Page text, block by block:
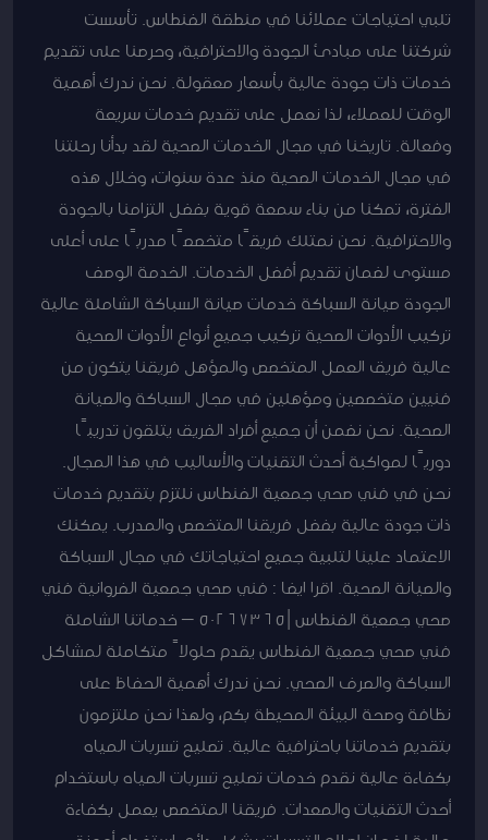
تلبي احتياجات عملائنا في منطقة الفنطاس. تأسست
شركتنا على مبادئ الجودة والاحترافية، وحرصنا على تقديم
خدمات ذات جودة عالية بأسعار معقولة. نحن ندرك أهمية
الوقت للعملاء، لذا نعمل على تقديم خدمات سريعة
وفعالة. تاريخنا في مجال الخدمات الصحية لقد بدأنا رحلتنا
في مجال الخدمات الصحية منذ عدة سنوات، وخلال هذه
الفترة، تمكنا من بناء سمعة قوية بفضل التزامنا بالجودة
والاحترافية. نحن نمتلك فريقًا متخصصًا مدربًا على أعلى
مستوى لضمان تقديم أفضل الخدمات. الخدمة الوصف
الجودة صيانة السباكة خدمات صيانة السباكة الشاملة عالية
تركيب الأدوات الصحية تركيب جميع أنواع الأدوات الصحية
عالية فريق العمل المتخصص والمؤهل فريقنا يتكون من
فنيين متخصصين ومؤهلين في مجال السباكة والصيانة
الصحية. نحن نضمن أن جميع أفراد الفريق يتلقون تدريبًا
دوريًا لمواكبة أحدث التقنيات والأساليب في هذا المجال.
نحن في فني صحي جمعية الفنطاس نلتزم بتقديم خدمات
ذات جودة عالية بفضل فريقنا المتخصص والمدرب. يمكنك
الاعتماد علينا لتلبية جميع احتياجاتك في مجال السباكة
والصيانة الصحية. اقرا ايضا : فني صحي جمعية الفروانية فني
صحي جمعية الفنطاس |50267365 – خدماتنا الشاملة
فني صحي جمعية الفنطاس يقدم حلولاً متكاملة لمشاكل
السباكة والصرف الصحي. نحن ندرك أهمية الحفاظ على
نظافة وصحة البيئة المحيطة بكم، ولهذا نحن ملتزمون
بتقديم خدماتنا باحترافية عالية. تصليح تسربات المياه
بكفاءة عالية نقدم خدمات تصليح تسربات المياه باستخدام
أحدث التقنيات والمعدات. فريقنا المتخصص يعمل بكفاءة